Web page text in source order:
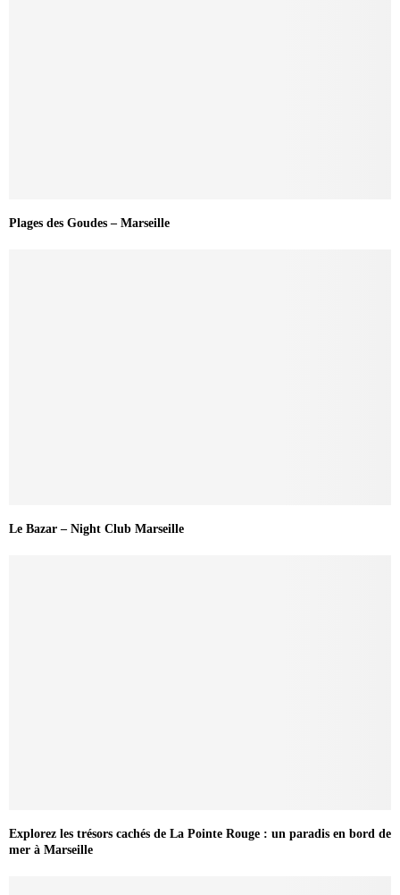
Plages des Goudes – Marseille
Le Bazar – Night Club Marseille
Explorez les trésors cachés de La Pointe Rouge : un paradis en bord de
mer à Marseille